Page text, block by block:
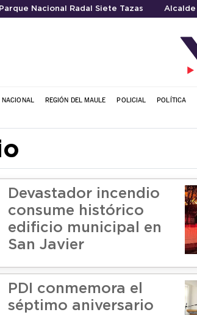
Parque Nacional Radal Siete Tazas Alcalde
NACIONAL REGIÓN DEL MAULE POLICIAL POLÍTICA
Devastador incendio
consume histórico
edificio municipal en
San Javier
PDI conmemora el
séptimo aniversario